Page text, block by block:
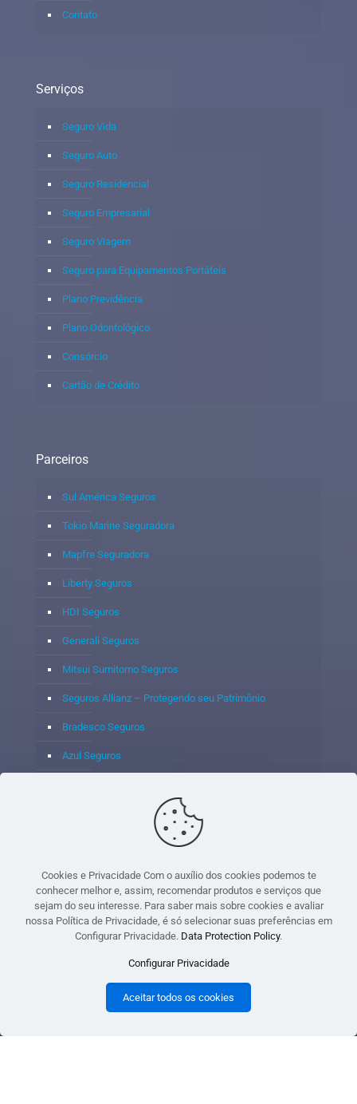
Contato
Serviços
Seguro Vida
Seguro Auto
Seguro Residencial
Seguro Empresarial
Seguro Viagem
Seguro para Equipamentos Portáteis
Plano Previdência
Plano Odontológico
Consórcio
Cartão de Crédito
Parceiros
Sul América Seguros
Tokio Marine Seguradora
Mapfre Seguradora
Liberty Seguros
HDI Seguros
Generali Seguros
Mitsui Sumitomo Seguros
Seguros Allianz – Protegendo seu Patrimônio
Bradesco Seguros
Azul Seguros
© 2020 - Yoshie & Maia Corretora de Seguros Ltda - CNPJ:
05.459.716/0001-75 - SUSEP: 100637106 AV DOS
PAVIMENTO - CEP 06.020-012 - VILA YARA - OSASCO - UF SP -
TELEFONE - (11) 8251-9266
Cookies e Privacidade Com o auxílio dos cookies podemos te
conhecer melhor e, assim, recomendar produtos e serviços que
sejam do seu interesse. Para saber mais sobre cookies e avaliar
nossa Política de Privacidade, é só selecionar suas preferências em
Configurar Privacidade. Data Protection Policy.
Configurar Privacidade
Aceitar todos os cookies